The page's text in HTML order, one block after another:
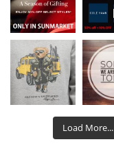
Load More...